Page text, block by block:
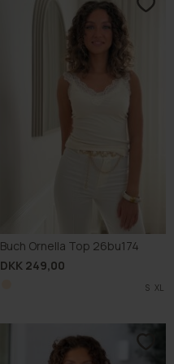
Buch Ornella Top 26bu174
DKK 249,00
S XL